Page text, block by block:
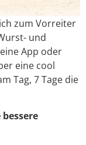
zum Vorreiter
und
App oder
eine cool
Tag, 7 Tage die